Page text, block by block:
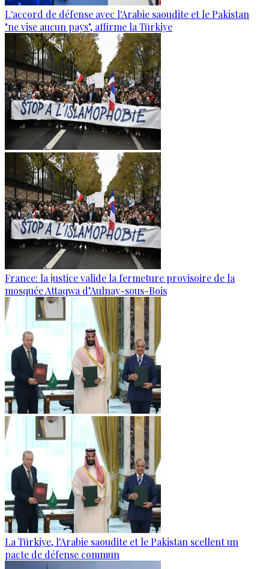
L'accord de défense avec l'Arabie saoudite et le Pakistan
"ne vise aucun pays", affirme la Türkiye
France: la justice valide la fermeture provisoire de la
mosquée Attaqwa d’Aulnay-sous-Bois
La Türkiye, l'Arabie saoudite et le Pakistan scellent un
pacte de défense commun